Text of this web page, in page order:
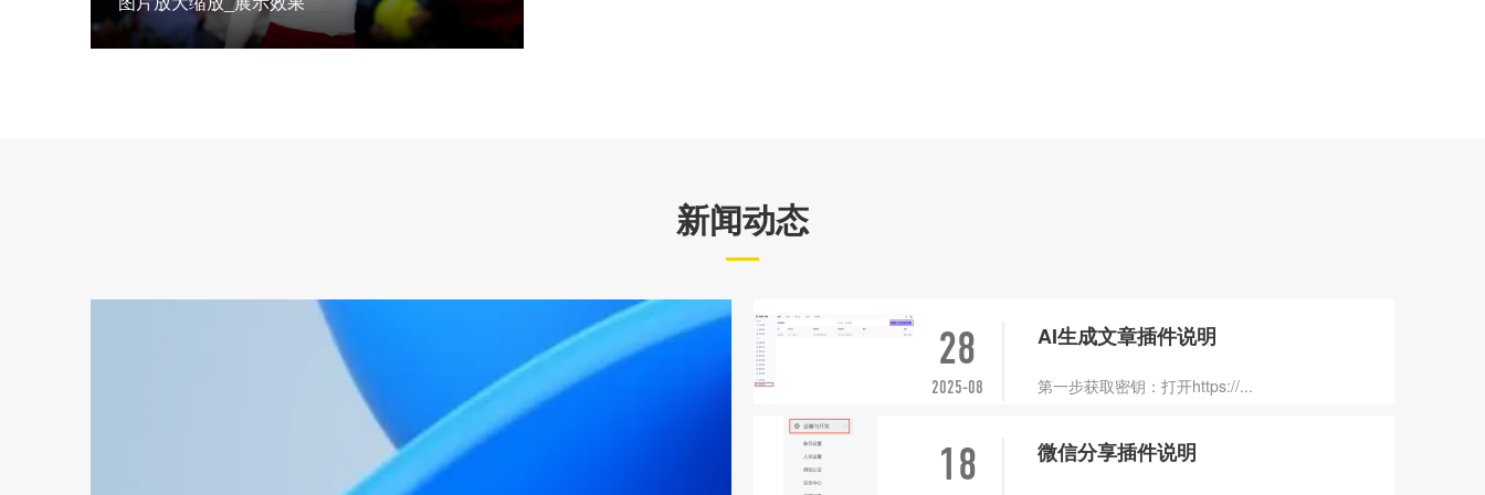
新闻动态
28
2025-08
AI生成文章插件说明
第一步获取密钥：打开https://...
18 微信分享插件说明